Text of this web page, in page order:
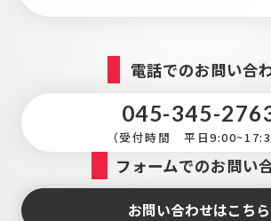
電話でのお問い合
045-345-
（受付時間 平日
フォームでのお問い
お問い合わせはこちら